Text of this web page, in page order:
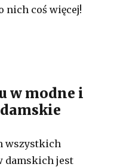
nich coś więcej!
w modne i
wszystkich
damskich jest